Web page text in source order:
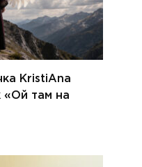
KristiAna
«Ой там на